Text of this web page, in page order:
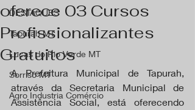
DESTAQUES
Tapurah MT
Lucas do Rio Verde MT
Sorriso MT
Agro Industria Comércio
oferece 03 Cursos
Profissionalizantes
Gratuitos
A Prefeitura Municipal de Tapurah,
através da Secretaria Municipal de
Assistência Social, está oferecendo